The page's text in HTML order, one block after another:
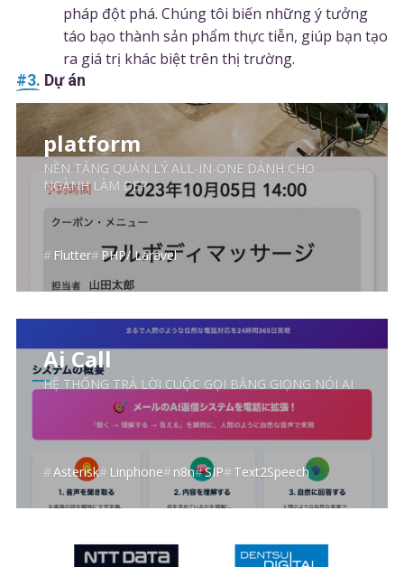
pháp đột phá. Chúng tôi biến những ý tưởng
táo bạo thành sản phẩm thực tiễn, giúp bạn tạo
ra giá trị khác biệt trên thị trường.
#3. Dự án
platform
NỀN TẢNG QUẢN LÝ ALL-IN-ONE DÀNH CHO
NGÀNH LÀM ĐẸP
Flutter PHP/ Laravel
Ai Call
HỆ THỐNG TRẢ LỜI CUỘC GỌI BẰNG GIỌNG NÓI AI
Asterisk Linphone n8n SIP Text2Speech